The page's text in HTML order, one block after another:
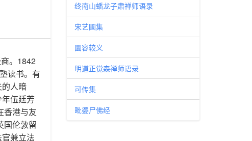
。1842
读书。有
人暗
伍廷芳
香港与友
国伦敦留
兼立法
终南山蟠龙子肃禅师语录
宋艺圃集
圜容较义
明道正觉森禅师语录
可传集
毗婆尸佛经